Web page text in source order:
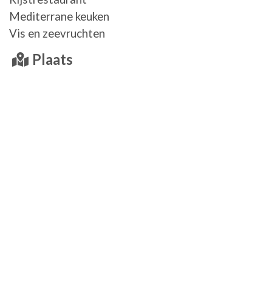
Mediterrane keuken
Vis en zeevruchten
Plaats